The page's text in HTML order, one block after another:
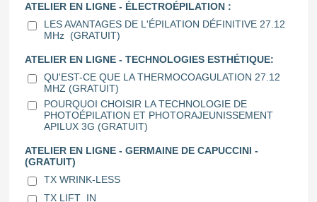
ATELIER EN LIGNE - ÉLECTROÉPILATION :
LES AVANTAGES DE L'ÉPILATION DÉFINITIVE 27.12
MHz (GRATUIT)
ATELIER EN LIGNE - TECHNOLOGIES ESTHÉTIQUE:
QU'EST-CE QUE LA THERMOCOAGULATION 27.12
MHZ (GRATUIT)
POURQUOI CHOISIR LA TECHNOLOGIE DE
PHOTOÉPILATION ET PHOTORAJEUNISSEMENT
APILUX 3G (GRATUIT)
ATELIER EN LIGNE - GERMAINE DE CAPUCCINI -
(GRATUIT)
TX WRINK-LESS
TX LIFT_IN